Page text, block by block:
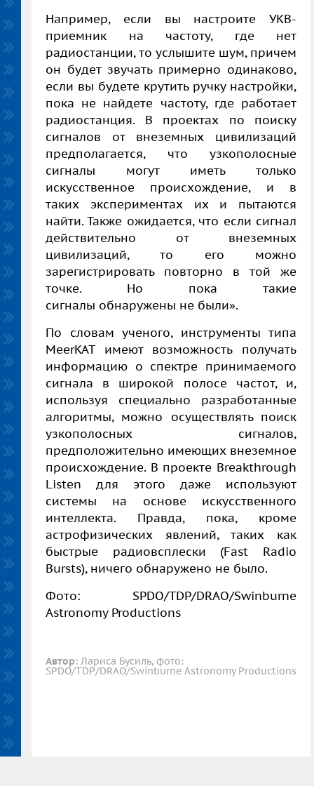
Например, если вы настроите УКВ-
приемник на частоту, где нет
радиостанции, то услышите шум, причем
он будет звучать примерно одинаково,
если вы будете крутить ручку настройки,
пока не найдете частоту, где работает
радиостанция. В проектах по поиску
сигналов от внеземных цивилизаций
предполагается, что узкополосные
сигналы могут иметь только
искусственное происхождение, и в
таких экспериментах их и пытаются
найти. Также ожидается, что если сигнал
действительно от внеземных
цивилизаций, то его можно
зарегистрировать повторно в той же
точке. Но пока такие
сигналы обнаружены не были».
По словам ученого, инструменты типа
MeerKAT имеют возможность получать
информацию о спектре принимаемого
сигнала в широкой полосе частот, и,
используя специально разработанные
алгоритмы, можно осуществлять поиск
узкополосных сигналов,
предположительно имеющих внеземное
происхождение. В проекте Breakthrough
Listen для этого даже используют
системы на основе искусственного
интеллекта. Правда, пока, кроме
астрофизических явлений, таких как
быстрые радиовсплески (Fast Radio
Bursts), ничего обнаружено не было.
Фото: SPDO/TDP/DRAO/Swinburne
Astronomy Productions
Автор: Лариса Бусиль, фото:
SPDO/TDP/DRAO/Swinburne Astronomy Productions